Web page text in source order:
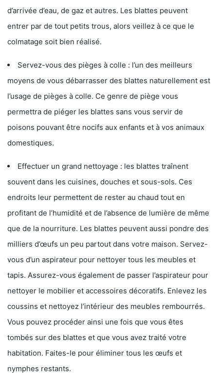
d’arrivée d’eau, de gaz et autres. Les blattes peuvent
entrer par de tout petits trous, alors veillez à ce que le
colmatage soit bien réalisé.
Servez-vous des pièges à colle : l’un des meilleurs
moyens de vous débarrasser des blattes naturellement est
l’usage de pièges à colle. Ce genre de piège vous
permettra de piéger les blattes sans vous servir de
poisons pouvant être nocifs aux enfants et à vos animaux
domestiques.
Effectuer un grand nettoyage : les blattes traînent
souvent dans les cuisines, douches et sous-sols. Ces
endroits leur permettent de rester au chaud tout en
profitant de l’humidité et de l’absence de lumière de même
que de la nourriture. Les blattes peuvent aussi pondre des
milliers d’œufs un peu partout dans votre maison. Servez-
vous d’un aspirateur pour nettoyer tous les meubles et
tapis. Assurez-vous également de passer l’aspirateur pour
nettoyer le mobilier et accessoires décoratifs. Enlevez les
coussins et nettoyez l’intérieur des meubles rembourrés.
Vous pouvez procéder ainsi une fois que vous êtes
tombés sur des blattes et que vous avez traité votre
habitation. Faites-le pour éliminer tous les œufs et
nymphes restants.